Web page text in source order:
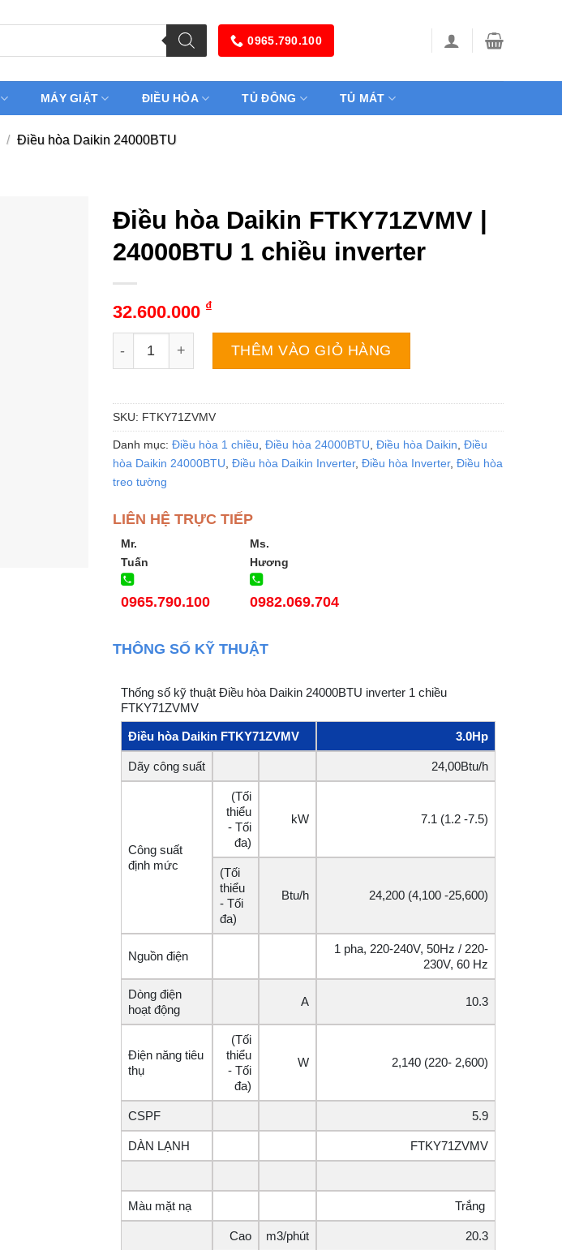
0965.790.100
MÁY GIẶT ĐIỀU HÒA TỦ ĐÔNG TỦ MÁT
/ Điều hòa Daikin 24000BTU
Điều hòa Daikin FTKY71ZVMV |
24000BTU 1 chiều inverter
32.600.000 ₫
Điều hòa Daikin FTKY71ZVMV | 24000BTU 1 chiều inverter số lượng
THÊM VÀO GIỎ HÀNG
SKU: FTKY71ZVMV
Danh mục: Điều hòa 1 chiều Điều hòa 24000BTU Điều hòa Daikin Điều
hòa Daikin 24000BTU Điều hòa Daikin Inverter, Điều hòa Inverter, Điều hòa
treo tường
LIÊN HỆ TRỰC TIẾP
Mr.
Tuấn
0965.790.100
Ms.
Hương
0982.069.704
THÔNG SỐ KỸ THUẬT
Thống số kỹ thuật Điều hòa Daikin 24000BTU inverter 1 chiều
FTKY71ZVMV
Điều hòa Daikin FTKY71ZVMV 3.0Hp
Dãy công suất 24,00Btu/h
Công suất
định mức
(Tối
thiểu
- Tối
đa)
kW 7.1 (1.2 -7.5)
(Tối
thiểu
- Tối
đa)
Btu/h 24,200 (4,100 -25,600)
Nguồn điện
1 pha, 220-240V, 50Hz / 220-
230V, 60 Hz
Dòng điện
hoạt động
A 10.3
Điện năng tiêu
thụ
(Tối
thiểu
- Tối
đa)
W 2,140 (220- 2,600)
CSPF 5.9
DÀN LẠNH FTKY71ZVMV
Màu mặt nạ Trắng
Cao m3/phút 20.3